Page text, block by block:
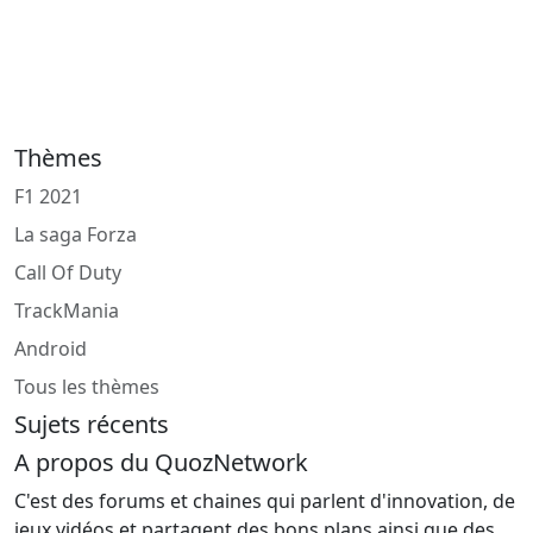
Thèmes
F1 2021
La saga Forza
Call Of Duty
TrackMania
Android
Tous les thèmes
Sujets récents
A propos du QuozNetwork
C'est des forums et chaines qui parlent d'innovation, de